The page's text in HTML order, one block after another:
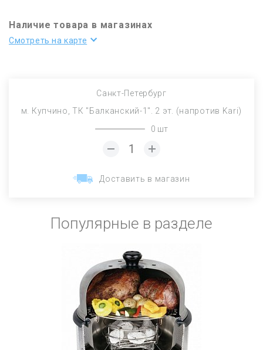
Наличие товара в магазинах
Смотреть на карте
Санкт-Петербург
м. Купчино, ТК "Балканский-1". 2 эт. (напротив Kari)
0 шт
Доставить в магазин
Популярные в разделе